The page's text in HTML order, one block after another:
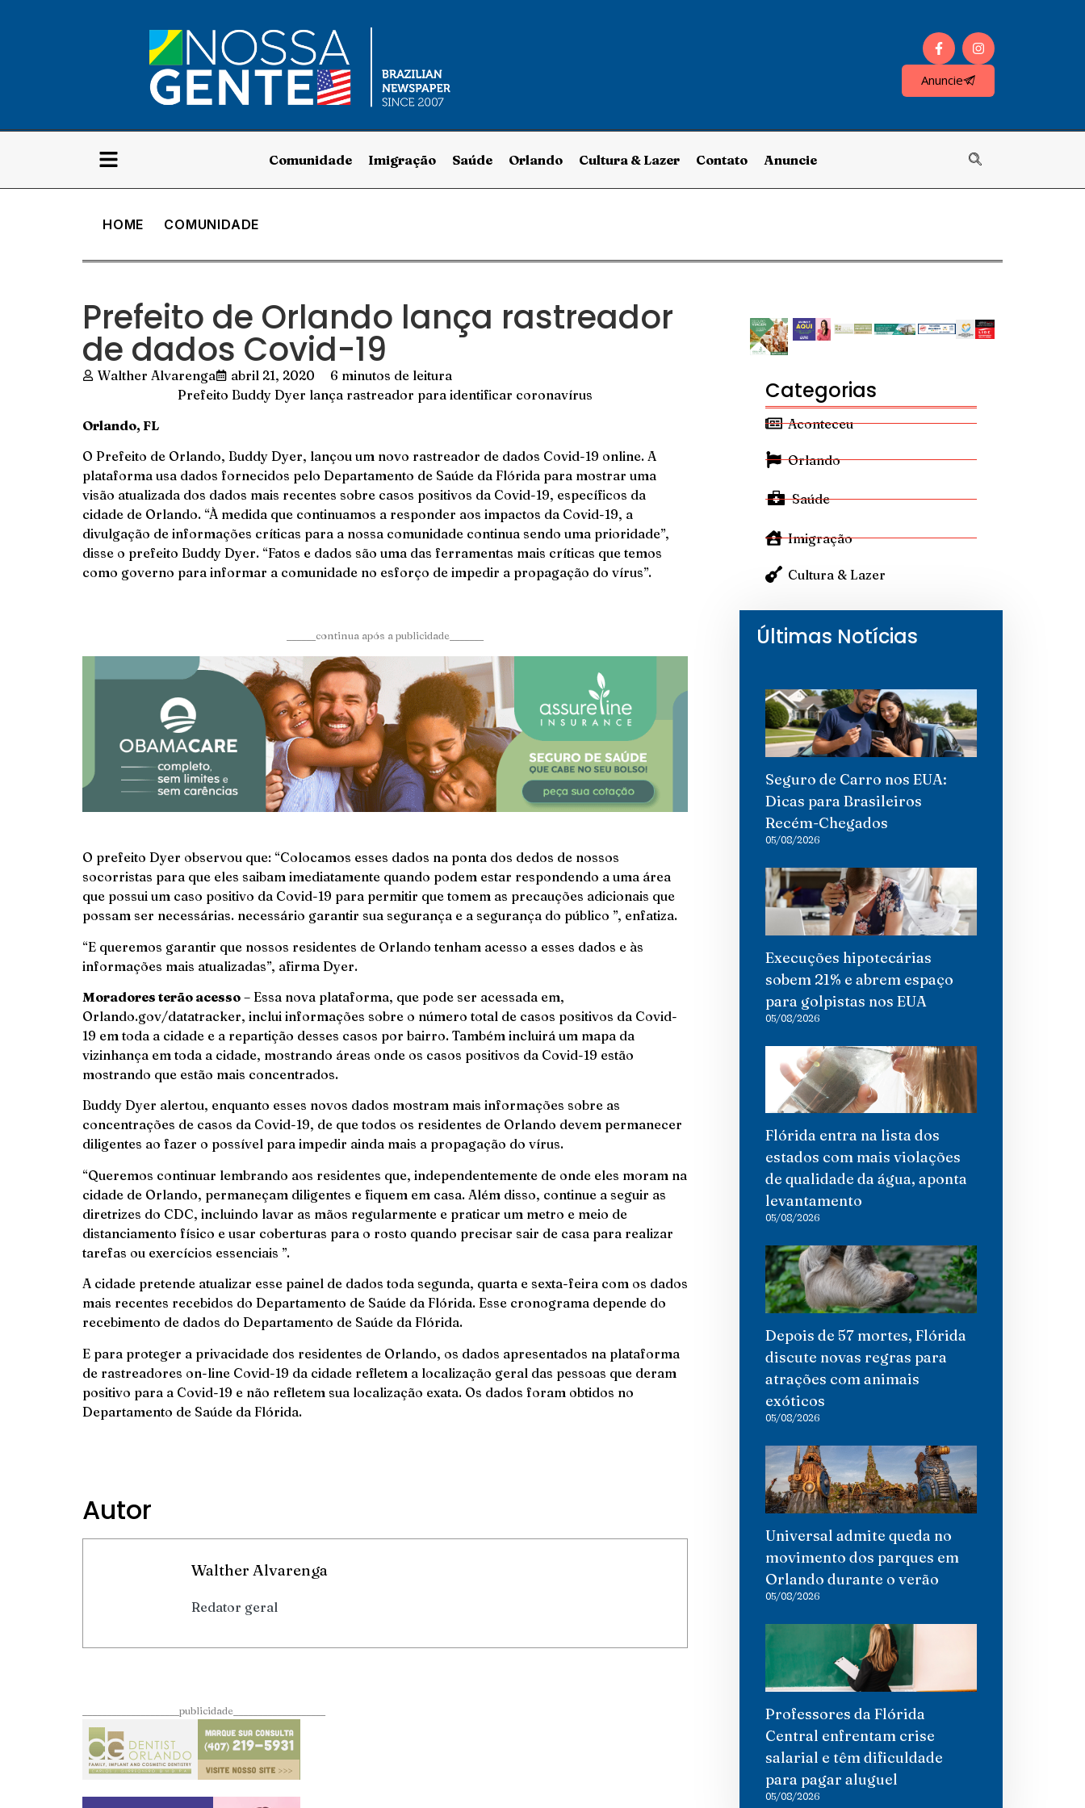
Anuncie
Comunidade Imigração Saúde Orlando Cultura & Lazer Contato Anuncie
HOME COMUNIDADE
Prefeito de Orlando lança rastreador
de dados Covid-19
Walther Alvarenga abril 21, 2020
6 minutos de leitura
Prefeito Buddy Dyer lança rastreador para identificar coronavírus
Orlando, FL
O Prefeito de Orlando, Buddy Dyer, lançou um novo rastreador de dados Covid-19 online. A
plataforma usa dados fornecidos pelo Departamento de Saúde da Flórida para mostrar uma
visão atualizada dos dados mais recentes sobre casos positivos da Covid-19, específicos da
cidade de Orlando. “À medida que continuamos a responder aos impactos da Covid-19, a
divulgação de informações críticas para a nossa comunidade continua sendo uma prioridade”,
disse o prefeito Buddy Dyer. “Fatos e dados são uma das ferramentas mais críticas que temos
como governo para informar a comunidade no esforço de impedir a propagação do vírus”.
______continua após a publicidade_______
O prefeito Dyer observou que: “Colocamos esses dados na ponta dos dedos de nossos
socorristas para que eles saibam imediatamente quando podem estar respondendo a uma área
que possui um caso positivo da Covid-19 para permitir que tomem as precauções adicionais que
possam ser necessárias. necessário garantir sua segurança e a segurança do público ”, enfatiza.
“E queremos garantir que nossos residentes de Orlando tenham acesso a esses dados e às
informações mais atualizadas”, afirma Dyer.
Moradores terão acesso – Essa nova plataforma, que pode ser acessada em,
Orlando.gov/datatracker, inclui informações sobre o número total de casos positivos da Covid-
19 em toda a cidade e a repartição desses casos por bairro. Também incluirá um mapa da
vizinhança em toda a cidade, mostrando áreas onde os casos positivos da Covid-19 estão
mostrando que estão mais concentrados.
Buddy Dyer alertou, enquanto esses novos dados mostram mais informações sobre as
concentrações de casos da Covid-19, de que todos os residentes de Orlando devem permanecer
diligentes ao fazer o possível para impedir ainda mais a propagação do vírus.
“Queremos continuar lembrando aos residentes que, independentemente de onde eles moram na
cidade de Orlando, permaneçam diligentes e fiquem em casa. Além disso, continue a seguir as
diretrizes do CDC, incluindo lavar as mãos regularmente e praticar um metro e meio de
distanciamento físico e usar coberturas para o rosto quando precisar sair de casa para realizar
tarefas ou exercícios essenciais ”.
A cidade pretende atualizar esse painel de dados toda segunda, quarta e sexta-feira com os dados
mais recentes recebidos do Departamento de Saúde da Flórida. Esse cronograma depende do
recebimento de dados do Departamento de Saúde da Flórida.
E para proteger a privacidade dos residentes de Orlando, os dados apresentados na plataforma
de rastreadores on-line Covid-19 da cidade refletem a localização geral das pessoas que deram
positivo para a Covid-19 e não refletem sua localização exata. Os dados foram obtidos no
Departamento de Saúde da Flórida.
Autor
Walther Alvarenga
Redator geral
____________________publicidade___________________
Categorias
Aconteceu
Orlando
Saúde
Imigração
Cultura & Lazer
Últimas Notícias
Seguro de Carro nos EUA:
Dicas para Brasileiros
Recém-Chegados
05/08/2026
Execuções hipotecárias
sobem 21% e abrem espaço
para golpistas nos EUA
05/08/2026
Flórida entra na lista dos
estados com mais violações
de qualidade da água, aponta
levantamento
05/08/2026
Depois de 57 mortes, Flórida
discute novas regras para
atrações com animais
exóticos
05/08/2026
Universal admite queda no
movimento dos parques em
Orlando durante o verão
05/08/2026
Professores da Flórida
Central enfrentam crise
salarial e têm dificuldade
para pagar aluguel
05/08/2026